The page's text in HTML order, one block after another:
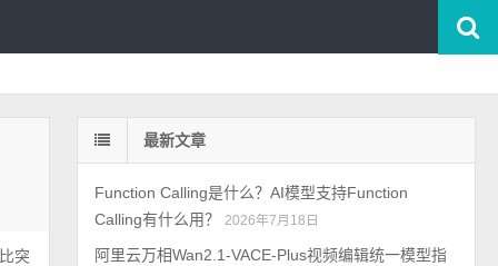
突
最新文章
Function Calling是什么？AI模型支持Function
Calling有什么用？
2026年7月18日
阿里云万相Wan2.1-VACE-Plus视频编辑统一模型指